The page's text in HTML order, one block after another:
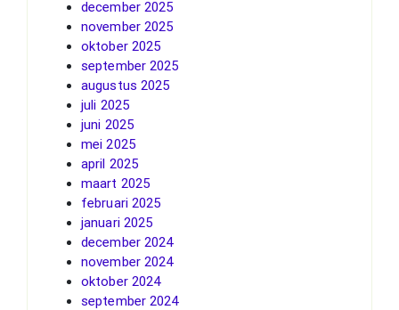
december 2025
november 2025
oktober 2025
september 2025
augustus 2025
juli 2025
juni 2025
mei 2025
april 2025
maart 2025
februari 2025
januari 2025
december 2024
november 2024
oktober 2024
september 2024